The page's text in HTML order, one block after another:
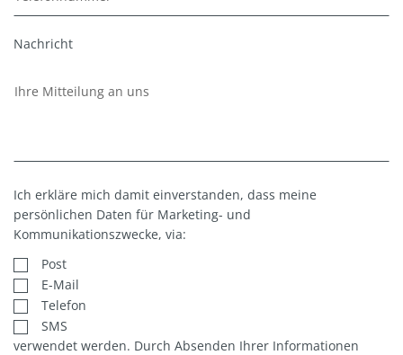
Nachricht
Ich erkläre mich damit einverstanden, dass meine
persönlichen Daten für Marketing- und
Kommunikationszwecke, via:
Post
E-Mail
Telefon
SMS
verwendet werden. Durch Absenden Ihrer Informationen